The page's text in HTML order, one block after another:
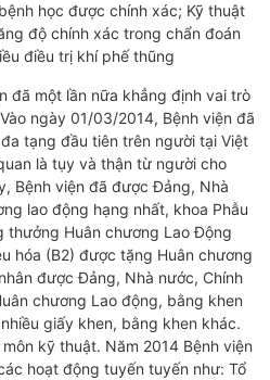
học được chính xác; Kỹ thuật
độ chính xác trong chẩn đoán
điều trị khí phế thũng
đã một lần nữa khẳng định vai trò
ngày 01/03/2014, Bệnh viện đã
tạng đầu tiên trên người tại Việt
là tụy và thận từ người cho
Bệnh viện đã được Đảng, Nhà
lao động hạng nhất, khoa Phẫu
thưởng Huân chương Lao Động
hóa (B2) được tặng Huân chương
được Đảng, Nhà nước, Chính
chương Lao động, bằng khen
giấy khen, bằng khen khác.
kỹ thuật. Năm 2014 Bệnh viện
hoạt động tuyến tuyến như: Tổ